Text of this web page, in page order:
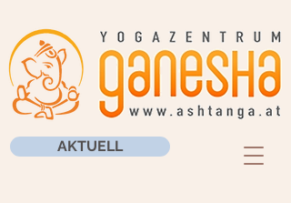
AKTUELL